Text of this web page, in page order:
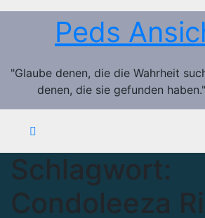
Zum
Peds
"Glaube denen, die die Wahrheit
denen, die sie gefunden
Schlagwort:
Condoleeza